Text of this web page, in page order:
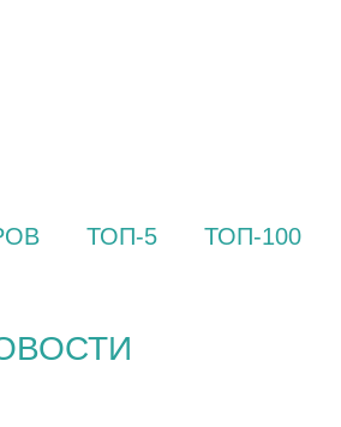
ТОП-5 ТОП-100